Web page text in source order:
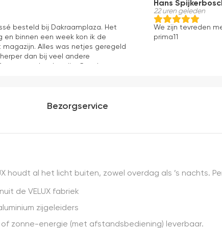
besteld bij Dakraamplaza. Het
en binnen een week kon ik de
Alles was netjes geregeld
dan bij veel andere
er ook zeker zijn. Goede
Hans
22 uren geleden
We zijn tevreden
prima11
Bezorgservice
houdt al het licht buiten, zowel overdag als ’s nachts.
de VELUX fabriek
zijgeleiders
zonne-energie (met afstandsbediening) leverbaar.